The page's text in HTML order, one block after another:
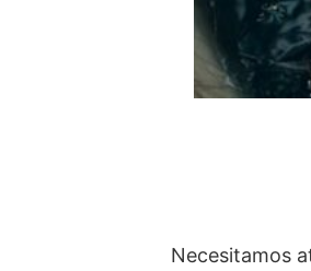
Necesitamos